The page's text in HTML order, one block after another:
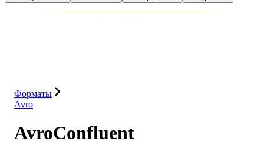
Форматы
Avro
AvroConfluent